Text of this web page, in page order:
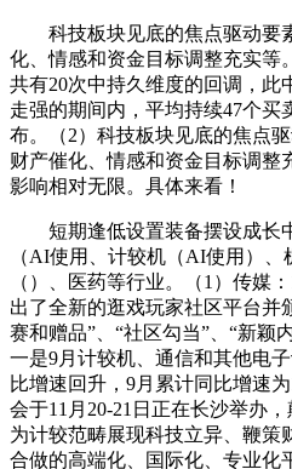
科技板块见底的焦点驱动要
化、情感和资金目标调整充实等
共有20次中持久维度的回调，此
走强的期间内，平均持续47个买
布。（2）科技板块见底的焦点
财产催化、情感和资金目标调整
影响相对无限。具体来看！
短期逢低设置装备摆设成长
（AI使用、计较机（AI使用）、
（）、医药等行业。（1）传媒
出了全新的逛戏玩家社区平台并
赛和赠品”、“社区勾当”、“新颖
一是9月计较机、通信和其他电
比增速回升，9月累计同比增速
会于11月20-21日正在长沙举办
为计较范畴展现科技立异、鞭策
合做的高端化、国际化、专业化